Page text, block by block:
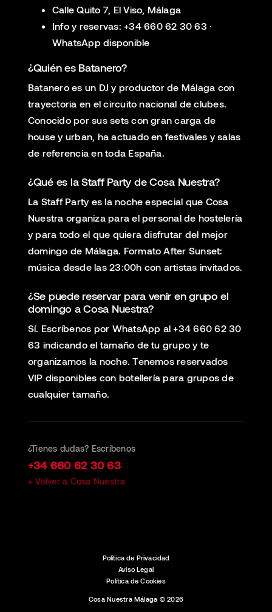
Calle Quito 7, El Viso, Málaga
Info y reservas: +34 660 62 30 63 ·
WhatsApp disponible
¿Quién es Batanero?
Batanero es un DJ y productor de Málaga con
trayectoria en el circuito nacional de clubes.
Conocido por sus sets con gran carga de
house y urban, ha actuado en festivales y salas
de referencia en toda España.
¿Qué es la Staff Party de Cosa Nuestra?
La Staff Party es la noche especial que Cosa
Nuestra organiza para el personal de hostelería
y para todo el que quiera disfrutar del mejor
domingo de Málaga. Formato After Sunset:
música desde las 23:00h con artistas invitados.
¿Se puede reservar para venir en grupo el
domingo a Cosa Nuestra?
Sí. Escríbenos por WhatsApp al +34 660 62 30
63 indicando el tamaño de tu grupo y te
organizamos la noche. Tenemos reservados
VIP disponibles con botellería para grupos de
cualquier tamaño.
¿Tienes dudas? Escríbenos
+34 660 62 30 63
← Volver a Cosa Nuestra
Cosa Nuestra Málaga © 2026
Política de Privacidad
Aviso Legal
Política de Cookies